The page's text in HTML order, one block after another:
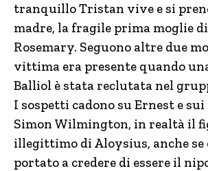
tranquillo Tristan vive e si
madre, la fragile prima moglie
Rosemary. Seguono altre due
vittima era presente quando
Balliol è stata reclutata nel
I sospetti cadono su Ernest e
Simon Wilmington, in realtà il
illegittimo di Aloysius, anche se
portato a credere di essere il